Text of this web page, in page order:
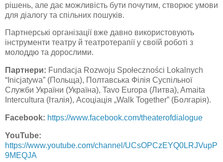
рішень, але дає можливість бути почутим, створює умови
для діалогу та спільних пошуків.
Партнерські організації вже давно використовують
інструменти театру й театротерапії у своїй роботі з
молоддю та дорослими.
Партнери: Fundacja Rozwoju Społeczności Lokalnych
“Inicjatywa” (Польща), Полтавська Філія Суспільної
Служби України (Україна), Tavo Europa (Литва), Amaita
Intercultura (Італія), Асоціація „Walk Together” (Болгарія).
Facebook: https://www.facebook.com/theaterofdialogue
YouTube:
https://www.youtube.com/channel/UCsOPCzEYQ0LRJVupP
9MEQJA